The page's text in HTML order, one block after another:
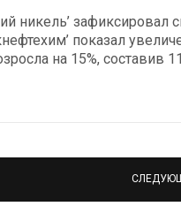
никель’ зафиксировал
показал
на 15%, составив